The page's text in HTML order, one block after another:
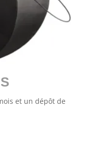
et un dépôt de